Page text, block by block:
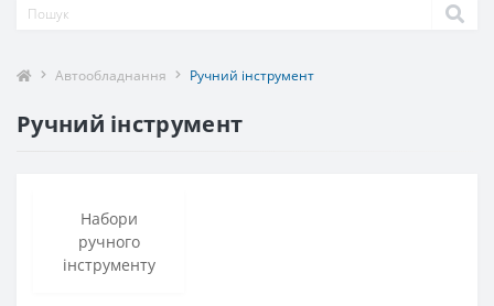
Автообладнання Ручний інструмент
Ручний інструмент
Набори
ручного
інструменту